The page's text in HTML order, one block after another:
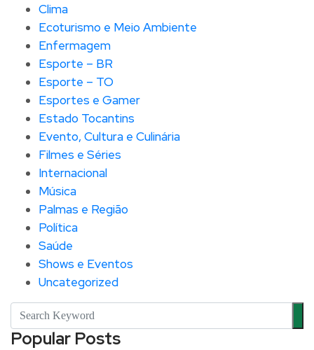
Clima
Ecoturismo e Meio Ambiente
Enfermagem
Esporte – BR
Esporte – TO
Esportes e Gamer
Estado Tocantins
Evento, Cultura e Culinária
Filmes e Séries
Internacional
Música
Palmas e Região
Política
Saúde
Shows e Eventos
Uncategorized
Popular Posts